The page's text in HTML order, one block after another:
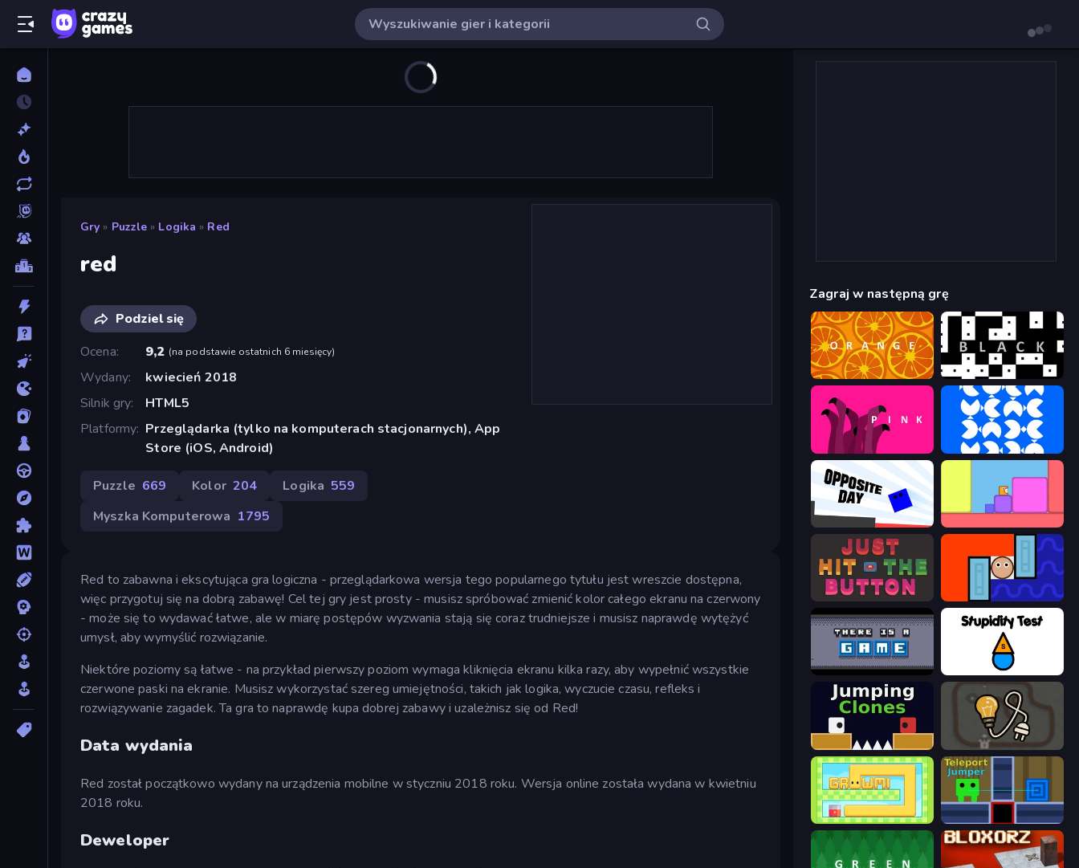
Gry » Puzzle » Logika » Red
red
Podziel się
Ocena
9,2 (na podstawie ostatnich 6 miesięcy)
Wydany
kwiecień 2018
Silnik gry
HTML5
Platformy Przeglądarka (tylko na komputerach stacjonarnych), App
Store (iOS, Android)
Puzzle 669 Kolor 204 Logika 559
Myszka Komputerowa 1795
Red to zabawna i ekscytująca gra logiczna - przeglądarkowa wersja tego popularnego tytułu jest wreszcie dostępna,
więc przygotuj się na dobrą zabawę! Cel tej gry jest prosty - musisz spróbować zmienić kolor całego ekranu na czerwony
- może się to wydawać łatwe, ale w miarę postępów wyzwania stają się coraz trudniejsze i musisz naprawdę wytężyć
umysł, aby wymyślić rozwiązanie.
Niektóre poziomy są łatwe - na przykład pierwszy poziom wymaga kliknięcia ekranu kilka razy, aby wypełnić wszystkie
czerwone paski na ekranie. Musisz wykorzystać szereg umiejętności, takich jak logika, wyczucie czasu, refleks i
rozwiązywanie zagadek. Ta gra to naprawdę kupa dobrej zabawy i uzależnisz się od Red!
Data wydania
Red został początkowo wydany na urządzenia mobilne w styczniu 2018 roku. Wersja online została wydana w kwietniu
2018 roku.
Deweloper
Zagraj w następną grę
orange black
pink (Bart Bonte) blue
Opposite Day
Just Hit the Button Lava and Aqua
There Is No Game Stupidity Test
Jumping Clones Light The Lamp
Growmi Teleport Jumper